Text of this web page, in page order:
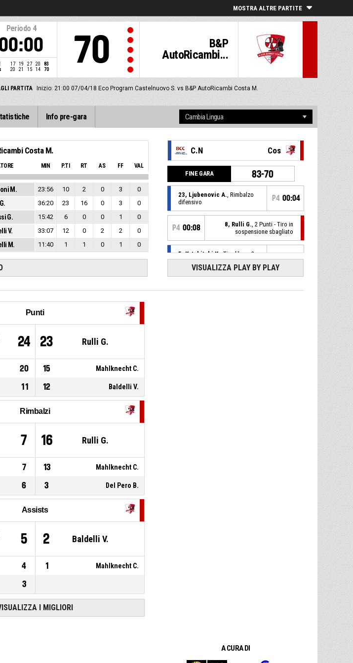
MOSTRA ALTRE PARTITE
Periodo 4
17 19 27 20
83
20 21 15 14 70
B&P
AutoRicambi...
70
PARTITA Inizio: 21:00 07/04/18 Eco Program Castelnuovo S. vs B&P AutoRicambi Costa M.
Info pre-gara
Costa M.
MIN P.TI RT AS FF VAL
M. 23:56 10 2 0 3
0
36:20 23 16 0 3
0
G. 15:42 6 0 0 1
0
V. 33:07 12 0 2 2
0
M. 11:40 1 1 0 1 0
C.N Cos
FINE GARA 83-70
23, Ljubenovic A., Rimbalzo
difensivo
P4 00:04
P4 00:08 8, Rulli G., 2 Punti - Tiro in
sospensione sbagliato
5, Katshitshi K., Tiro libero 2
di 2 sbagliato
P400:21
5, Katshitshi K., Tiro libero 1
83-70
VISUALIZZA PLAY BY PLAY
Punti
24 23 Rulli G.
20 15 Mahlknecht C.
11 12 Baldelli V.
Rimbalzi
7 16 Rulli G.
7 13 Mahlknecht C.
6 3 Del Pero B.
Assists
5 2 Baldelli V.
4 1 Mahlknecht C.
3
I MIGLIORI
A CURA DI